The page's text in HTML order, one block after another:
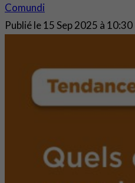
Comundi
Publié le15 Sep 2025 à 10:30